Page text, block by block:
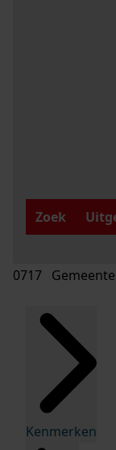
Zoek
0717
Kenmerken